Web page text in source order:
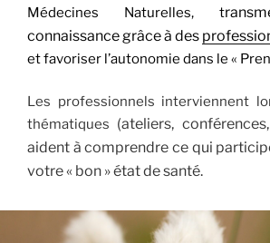
Médecines Naturelles, t
connaissance grâce à des
et favoriser l’autonomie dans le «
Les professionnels interviennent
thématiques (ateliers,
aident à comprendre ce qui
votre « bon » état de santé.